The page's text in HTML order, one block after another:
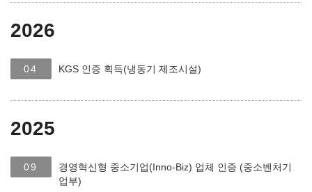
2026
04 KGS 인증 획득(냉동기 제조시설)
2025
09
경영혁신형 중소기업(Inno-Biz) 업체 인증 (중소벤처기
업부)